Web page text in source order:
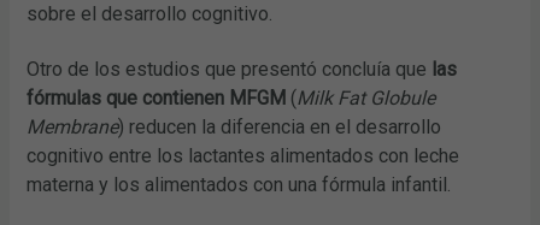
sobre el desarrollo cognitivo.
Otro de los estudios que presentó concluía que las
fórmulas que contienen MFGM (Milk Fat Globule
Membrane) reducen la diferencia en el desarrollo
cognitivo entre los lactantes alimentados con leche
materna y los alimentados con una fórmula infantil.